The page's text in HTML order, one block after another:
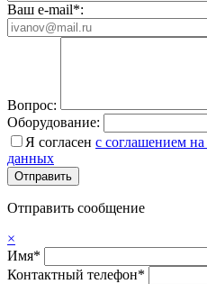
Ваш e-mail*:
Вопрос:
Оборудование:
Я согласен с соглашением
данных
Отправить сообщение
×
Имя*
Контактный телефон*